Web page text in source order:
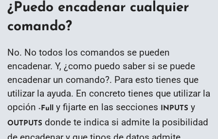
¿Puedo encadenar cualquier
comando?
No. No todos los comandos se pueden
encadenar. Y, ¿como puedo saber si se puede
encadenar un comando?. Para esto tienes que
utilizar la ayuda. En concreto tienes que utilizar la
opción -Full y fijarte en las secciones INPUTS y
OUTPUTS donde te indica si admite la posibilidad